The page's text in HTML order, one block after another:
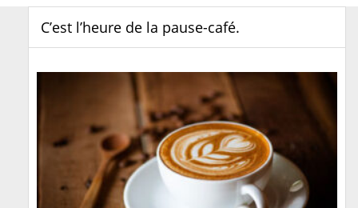
C’est l’heure de la pause-café.